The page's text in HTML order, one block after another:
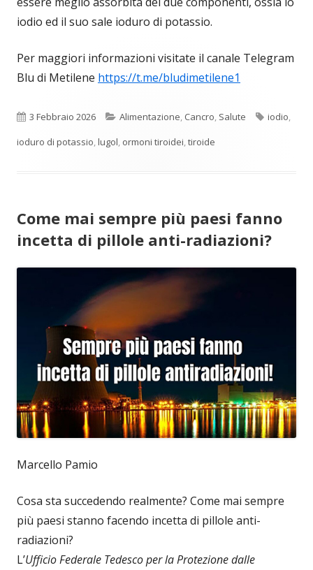
iodio ed il suo sale ioduro di potassio.
Per maggiori informazioni visitate il canale Telegram
Blu di Metilene https://t.me/bludimetilene1
Pubblicato
3 Febbraio 2026 Categorie
Alimentazione, Cancro, Salute Tag
iodio,
ioduro di potassio,lugol, ormoni tiroidei,tiroide
Come mai sempre più paesi fanno
incetta di pillole anti-radiazioni?
Marcello Pamio
Cosa sta succedendo realmente? Come mai sempre
più paesi stanno facendo incetta di pillole anti-
radiazioni?
L’Ufficio Federale Tedesco per la Protezione dalle